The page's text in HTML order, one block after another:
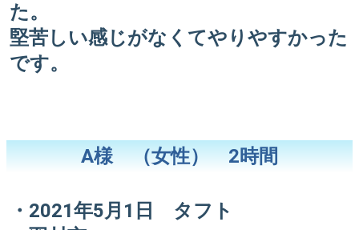
た。
堅苦しい感じがなくてやりやすかった
です。
A様 （女性） 2時間
・2021年5月1日 タフト